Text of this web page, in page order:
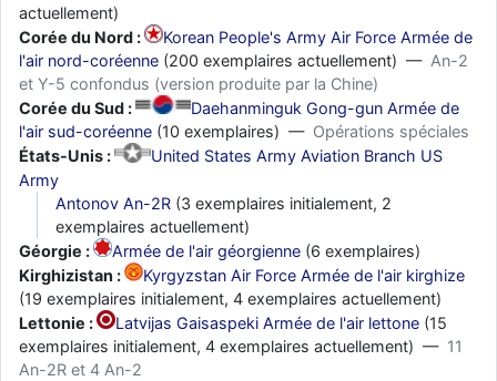
actuellement)
Corée du Nord :
Korean People's Army Air Force Armée de
l'air nord-coréenne (200 exemplaires actuellement) — An-2
et Y-5 confondus (version produite par la Chine)
Corée du Sud :
Daehanminguk Gong-gun Armée de
l'air sud-coréenne (10 exemplaires) — Opérations spéciales
États-Unis :
United States Army Aviation Branch US
Army
Antonov An-2R (3 exemplaires initialement, 2
exemplaires actuellement)
Géorgie :
Armée de l'air géorgienne (6 exemplaires)
Kirghizistan :
Kyrgyzstan Air Force Armée de l'air kirghize
(19 exemplaires initialement, 4 exemplaires actuellement)
Lettonie :
Latvijas Gaisaspeki Armée de l'air lettone (15
exemplaires initialement, 4 exemplaires actuellement) — 11
An-2R et 4 An-2